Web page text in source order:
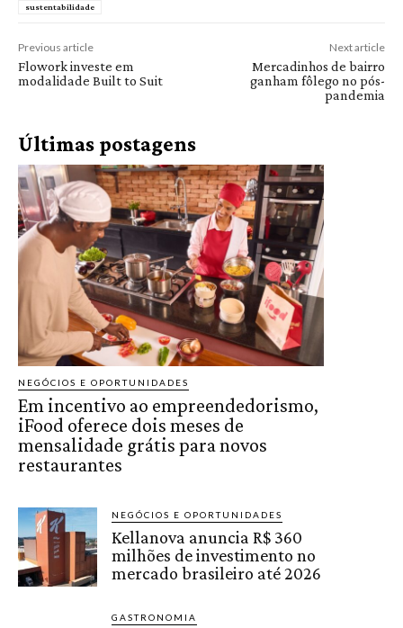
sustentabilidade
Previous article
Flowork investe em
modalidade Built to Suit
Next article
Mercadinhos de bairro
ganham fôlego no pós-
pandemia
Últimas postagens
NEGÓCIOS E OPORTUNIDADES
Em incentivo ao empreendedorismo,
iFood oferece dois meses de
mensalidade grátis para novos
restaurantes
NEGÓCIOS E OPORTUNIDADES
Kellanova anuncia R$ 360
milhões de investimento no
mercado brasileiro até 2026
GASTRONOMIA